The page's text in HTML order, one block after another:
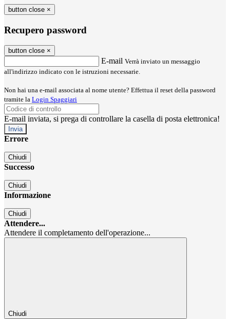
button close ×
Recupero password
button close ×
E-mail Verrà inviato un messaggio
all'indirizzo indicato con le istruzioni necessarie.
Non hai una e-mail associata al nome utente? Effettua il reset della password
tramite la Login Spaggiari
E-mail inviata, si prega di controllare la casella di posta elettronica!
Errore
Chiudi
Successo
Chiudi
Informazione
Chiudi
Attendere...
Attendere il completamento dell'operazione...
Chiudi